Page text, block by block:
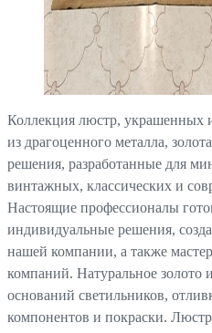
Коллекция люстр,
из драгоценного металла,
решения, разработанные для
винтажных, классических и
Настоящие профессионалы
индивидуальные решения,
нашей компании, а также
компаний. Натуральное золото
оснований светильников,
компонентов и покраски.